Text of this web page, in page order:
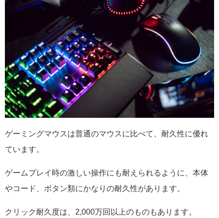
ゲーミングマウスは普通のマウスに比べて、耐久性に優れ
ています。
ゲームプレイ時の激しい操作にも耐えられるように、本体
やコード、ボタン類にかなりの耐久性があります。
クリック耐久度は、2,000万回以上のものもあります。